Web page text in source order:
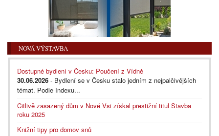
NOVÁ VÝSTAVBA
Dostupné bydlení v Česku: Poučení z Vídně
30.06.2026 - Bydlení se v Česku stalo jedním z nejpalčivějších
témat. Podle Indexu...
Citlivě zasazený dům v Nové Vsi získal prestižní titul Stavba
roku 2025
Knižní tipy pro domov snů